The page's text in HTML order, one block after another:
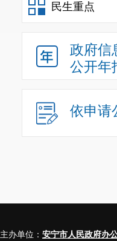
民生重点
政府信
公开年
依申请
主办单位： 安宁市人民政府办